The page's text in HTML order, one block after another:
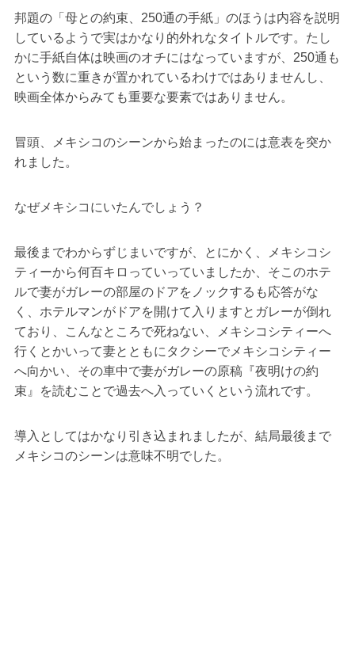
邦題の「母との約束、250通の手紙」のほうは内容を説明
しているようで実はかなり的外れなタイトルです。たし
かに手紙自体は映画のオチにはなっていますが、250通も
という数に重きが置かれているわけではありませんし、
映画全体からみても重要な要素ではありません。
冒頭、メキシコのシーンから始まったのには意表を突か
れました。
なぜメキシコにいたんでしょう？
最後までわからずじまいですが、とにかく、メキシコシ
ティーから何百キロっていっていましたか、そこのホテ
ルで妻がガレーの部屋のドアをノックするも応答がな
く、ホテルマンがドアを開けて入りますとガレーが倒れ
ており、こんなところで死ねない、メキシコシティーへ
行くとかいって妻とともにタクシーでメキシコシティー
へ向かい、その車中で妻がガレーの原稿『夜明けの約
束』を読むことで過去へ入っていくという流れです。
導入としてはかなり引き込まれましたが、結局最後まで
メキシコのシーンは意味不明でした。